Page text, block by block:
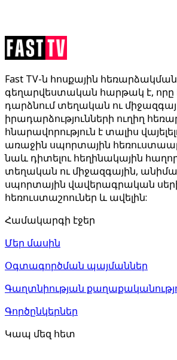
Fast TV-ն հոսքային
գեղարվեստական հարթակ է, որը
դարձնում տեղական ու
իրադարձությունների ուղիղ
հնարավորություն է տալիս
առաջին սպորտային
նաև դիտելու հեղինակային
տեղական ու միջազգային,
սպորտային վավերագրական
հեռուստաշոուներ և ավելին:
Համակարգի էջեր
Մեր մասին
Օգտագործման պայմաններ
Գաղտնիության
Գործընկերներ
Կապ մեզ հետ